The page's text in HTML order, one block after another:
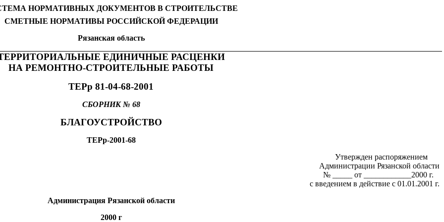
НОРМАТИВНЫХ ДОКУМЕНТОВ В СТРОИТЕЛЬСТВЕ
СМЕТНЫЕ НОРМАТИВЫ РОССИЙСКОЙ ФЕДЕРАЦИИ
Рязанская область
ЕДИНИЧНЫЕ РАСЦЕНКИ
НА РЕМОНТНО-СТРОИТЕЛЬНЫЕ РАБОТЫ
ТЕРр 81-04-68-2001
СБОРНИК № 68
БЛАГОУСТРОЙСТВО
ТЕРр-2001-68
Утвержден распоряжением
Администрации Рязанской области
№ _____ от ____________2000 г.
с введением в действие с 01.01.2001 г.
Администрация Рязанской области
2000 г